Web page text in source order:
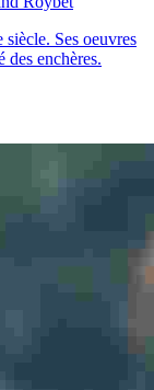
Ses oeuvres
des enchères.